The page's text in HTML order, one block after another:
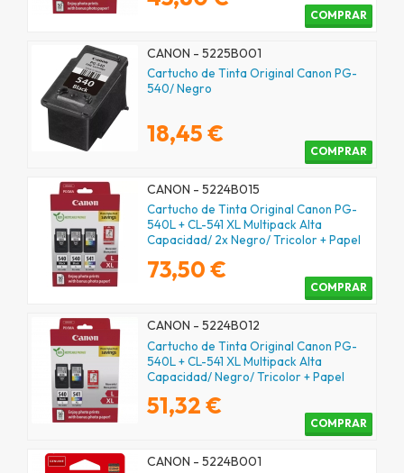
COMPRAR
CANON - 5225B001
Cartucho de Tinta Original Canon PG-
540/ Negro
18,45 €
COMPRAR
CANON - 5224B015
Cartucho de Tinta Original Canon PG-
540L + CL-541 XL Multipack Alta
Capacidad/ 2x Negro/ Tricolor + Papel
73,50 €
COMPRAR
CANON - 5224B012
Cartucho de Tinta Original Canon PG-
540L + CL-541 XL Multipack Alta
Capacidad/ Negro/ Tricolor + Papel
51,32 €
COMPRAR
CANON - 5224B001